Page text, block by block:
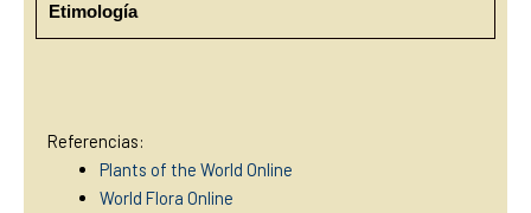
Etimología
Referencias:
Plants of the World Online
World Flora Online